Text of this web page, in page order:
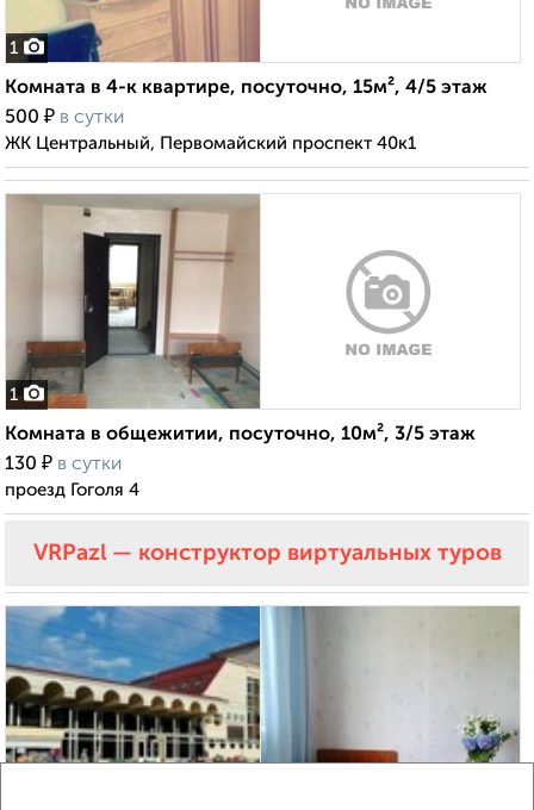
1
Комната в 4-к квартире, посуточно, 15м², 4/5 этаж
500 ₽ в сутки
ЖК Центральный, Первомайский проспект 40к1
1
Комната в общежитии, посуточно, 10м², 3/5 этаж
130 ₽ в сутки
проезд Гоголя 4
VRPazl — конструктор виртуальных туров